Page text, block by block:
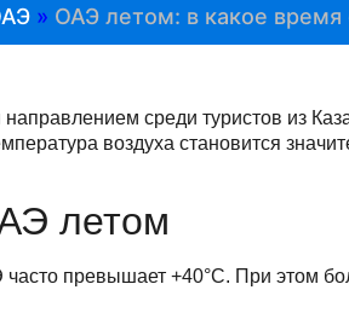
» ОАЭ летом: в какое время
среди туристов из
воздуха становится
летом
превышает +40°C. При этом